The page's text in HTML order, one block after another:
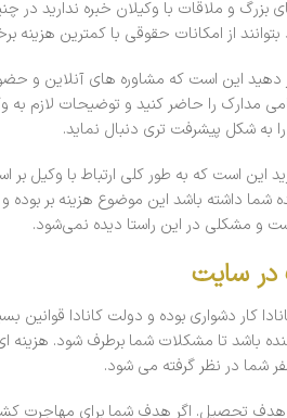
بزرگ و ملاقات با وکیلان خبره ندارید
از امکانات حقوقی با کمترین هزینه
این است که مشاوره های آنلاین و
را حاضر کنید و توضیحات لازم به وکیل
به شکل پیشرفت تری دنبال نماید.
این است که به طور کلی ارتباط با وکیل
شما داشته باشد این موضوع هزینه بر بوده
و مشکلی در این راستا دیده نمی‌شود.
در سایت
کار دشواری بوده و دولت کانادا قوانین
باشد تا مشکلات شما برطرف شود. هزینه
شما در نظر گرفته می شود.
هدف تحصیل. اگر هدف شما برای مهاجرت